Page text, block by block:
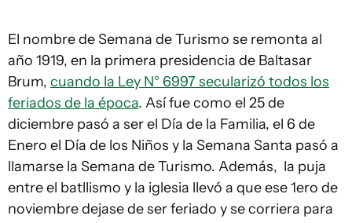
El nombre de Semana de Turismo se remonta al
año 1919, en la primera presidencia de Baltasar
Brum, cuando la Ley N° 6997 secularizó todos los
feriados de la época. Así fue como el 25 de
diciembre pasó a ser el Día de la Familia, el 6 de
Enero el Día de los Niños y la Semana Santa pasó a
llamarse la Semana de Turismo. Además, la puja
entre el batllismo y la iglesia llevó a que ese 1ero de
noviembre dejase de ser feriado y se corriera para